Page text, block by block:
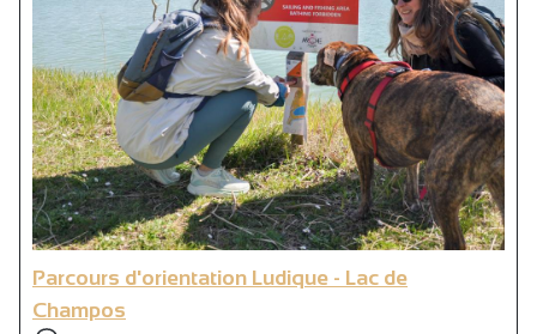
Parcours d'orientation Ludique - Lac de
Champos